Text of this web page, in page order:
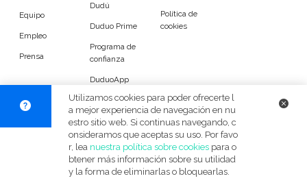
Idiomas del dudú
Cerrar Filtrar
Equipo
Empleo
Prensa
Dudú
Duduo Prime
Programa de
confianza
DuduoApp
Política de
cookies
© Duduo 2026 Facebook
Utilizamos cookies para poder ofrecerte l
a mejor experiencia de navegación en nu
estro sitio web. Si continuas navegando, c
onsideramos que aceptas su uso. Por favo
r, lea nuestra política sobre cookiespara o
btener más información sobre su utilidad
y la forma de eliminarlas o bloquearlas.